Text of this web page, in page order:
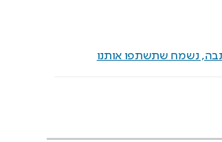
נשמח שתשתפו אותנו